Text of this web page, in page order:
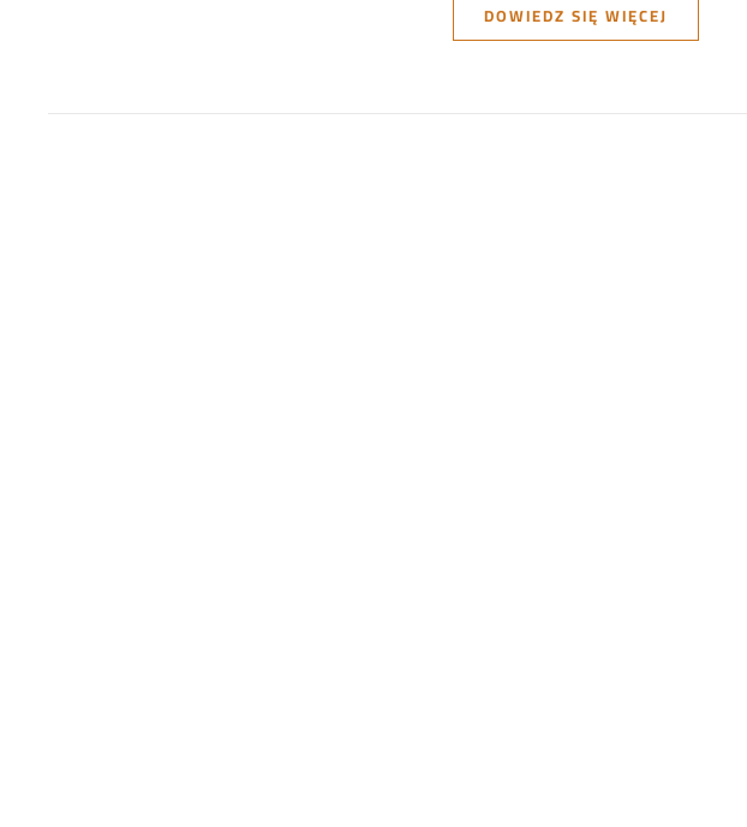
DOWIEDZ SIĘ WIĘCEJ